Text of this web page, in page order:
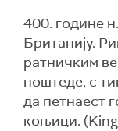
400. године
Британију.
ратничким
поштеде, с
да петнаест
коњици.